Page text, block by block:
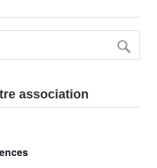
association